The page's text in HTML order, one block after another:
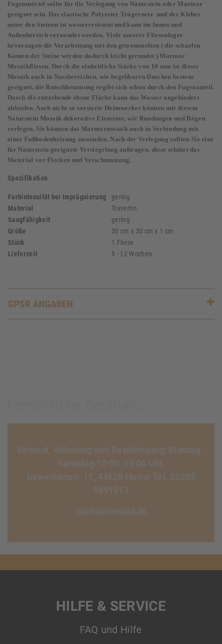
Fugenmörtel sollte für die Verlegung von Naturstein oder Marmor
geeignet sein. Das elastische Polyester Trägernetz und der Kleber
unter den Steinen ist wasserresistent und kann im Innen und
Außenbereich verwendet werden. Viele unserer Fliesenleger
bevorzugen die Verarbeitung mit den getrommelten ( die scharfen
Kanten der Steine werden dadurch leicht gerundet ) Marmor
Mosaikfliesen. Durch die einheitliche Stärke von 10 mm ist dieses
Mosaik auch in Nassbereichen, wie begehbaren Duschen bestens
geeignet, die Rutschhemmung ergibt sich schon durch den Fugenanteil.
Durch die entstehende ebene Fläche kann das Wasser ungehindert
ablaufen. Auch nicht so versierte Heimwerker können mit diesem
Naturstein Mosaik dekorative Elemente, wie Rundungen und Bögen
verlegen. Sie können das Marmormosaik auch in Verbindung mit
einer Fußbodenheizung anwenden. Nach der Verlegung sollten Sie eine
für Naturstein geeignete Versiegelung auftragen, diese schützt das
Material vor Flecken und Verschmutzung.
Spezifikation
Farbintensität bei Imprägnierung
gering
Material
Travertin
Saugfähigkeit
gering
Größe
30 cm x 30 cm x 1 cm
Stück
1 Fliese
Lieferzeit
8 - 12 Wochen
GPSR ANGABEN
Verkauf, Abholung und Besichtigung: Montag -
Samstag 10:00 -13:00 Uhr,
Gewerkenstr. 11, 44628 Herne Tel. 02305
5491313
info@stein-mosaik.de
HILFE & SERVICE
FAQ und Hilfe